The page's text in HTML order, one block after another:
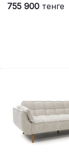
755 900 тенге